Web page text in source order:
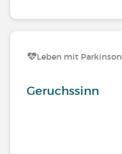
Leben mit Parkinson
Geruchssinn